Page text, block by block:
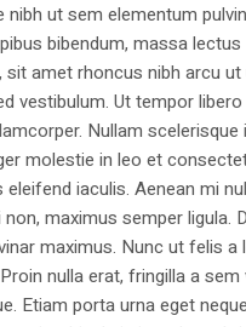
nibh ut sem elementum
bibendum, massa lectus
amet rhoncus nibh arcu ut
vestibulum. Ut tempor
Nullam scelerisque
molestie in leo et
iaculis. Aenean mi
maximus semper ligula.
maximus. Nunc ut felis a
nulla erat, fringilla a sem
Etiam porta urna eget